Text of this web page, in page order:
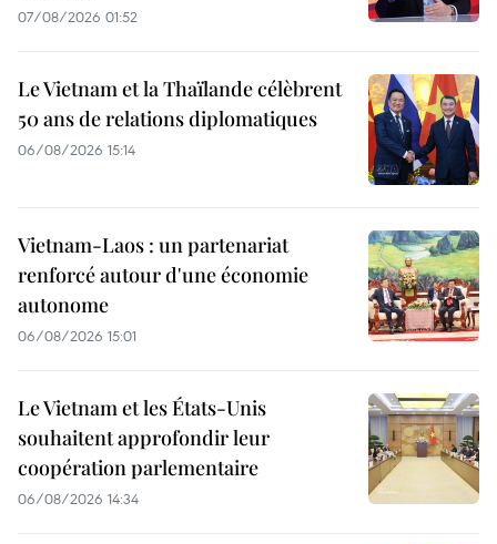
07/08/2026 01:52
Le Vietnam et la Thaïlande célèbrent
50 ans de relations diplomatiques
06/08/2026 15:14
Vietnam-Laos : un partenariat
renforcé autour d'une économie
autonome
06/08/2026 15:01
Le Vietnam et les États-Unis
souhaitent approfondir leur
coopération parlementaire
06/08/2026 14:34